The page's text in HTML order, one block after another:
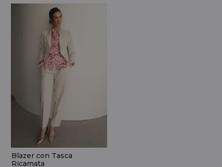
Blazer con Tasca
Ricamata